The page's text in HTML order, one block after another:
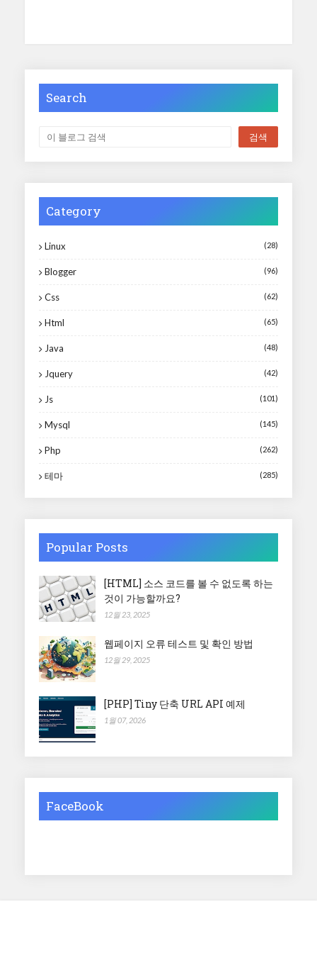
Search
Category
Linux (28)
Blogger (96)
Css (62)
Html (65)
Java (48)
Jquery (42)
Js (101)
Mysql (145)
Php (262)
테마 (285)
Popular Posts
[HTML] 소스 코드를 볼 수 없도록 하는
것이 가능할까요?
12월 23, 2025
웹페이지 오류 테스트 및 확인 방법
12월 29, 2025
[PHP] Tiny 단축 URL API 예제
1월 07, 2026
FaceBook